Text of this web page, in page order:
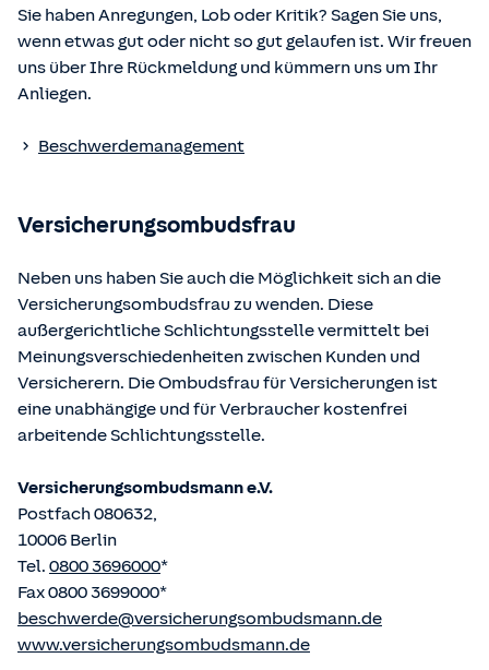
§ 48b Versicherungsaufsichtsgesetz (VAG)
Verordnung über die Versicherungsvermittlung und -
Die berufsrechtlichen Regelungen können über die vom
eingesehen und abgerufen werden.
Sie haben Anregungen, Lob oder Kritik? Sagen Sie uns,
wenn etwas gut oder nicht so gut gelaufen ist. Wir freuen
uns über Ihre Rückmeldung und kümmern uns um Ihr
Anliegen.
Beschwerdemanagement
Versicherungsombudsfrau
Neben uns haben Sie auch die Möglichkeit sich an die
Versicherungsombudsfrau zu wenden. Diese
außergerichtliche Schlichtungsstelle vermittelt bei
Meinungsverschiedenheiten zwischen Kunden und
Versicherern. Die Ombudsfrau für Versicherungen ist
eine unabhängige und für Verbraucher kostenfrei
arbeitende Schlichtungsstelle.
Versicherungsombudsmann e.V.
Postfach 080632,
10006 Berlin
Tel. 0800 3696000*
Fax 0800 3699000*
beschwerde@versicherungsombudsmann.de
www.versicherungsombudsmann.de